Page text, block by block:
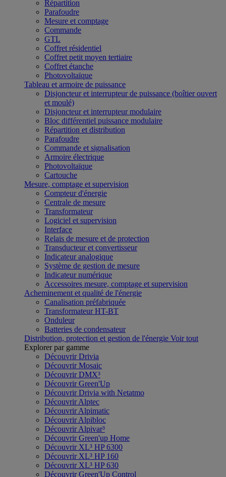
Répartition
Parafoudre
Mesure et comptage
Commande
GTL
Coffret résidentiel
Coffret petit moyen tertiaire
Coffret étanche
Photovoltaïque
Tableau et armoire de puissance
Disjoncteur et interrupteur de puissance (boîtier ouvert
et moulé)
Disjoncteur et interrupteur modulaire
Bloc différentiel puissance modulaire
Répartition et distribution
Parafoudre
Commande et signalisation
Armoire électrique
Photovoltaïque
Cartouche
Mesure, comptage et supervision
Compteur d'énergie
Centrale de mesure
Transformateur
Logiciel et supervision
Interface
Relais de mesure et de protection
Transducteur et convertisseur
Indicateur analogique
Système de gestion de mesure
Indicateur numérique
Accessoires mesure, comptage et supervision
Acheminement et qualité de l'énergie
Canalisation préfabriquée
Transformateur HT-BT
Onduleur
Batteries de condensateur
Distribution, protection et gestion de l'énergie Voir tout
Explorer par gamme
Découvrir Drivia
Découvrir Mosaic
Découvrir DMX³
Découvrir Green'Up
Découvrir Drivia with Netatmo
Découvrir Alptec
Découvrir Alpimatic
Découvrir Alpibloc
Découvrir Alpivar³
Découvrir Green'up Home
Découvrir XL³ HP 6300
Découvrir XL³ HP 160
Découvrir XL³ HP 630
Découvrir Green'Up Control